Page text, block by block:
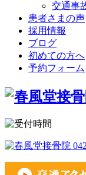
交通事
患者さまの声
採用情報
ブログ
初めての方へ
予約フォーム